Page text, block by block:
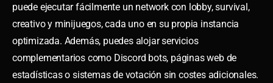
puede ejecutar fácilmente un network con lobby, survival,
creativo y minijuegos, cada uno en su propia instancia
optimizada. Además, puedes alojar servicios
complementarios como Discord bots, páginas web de
estadísticas o sistemas de votación sin costes adicionales.